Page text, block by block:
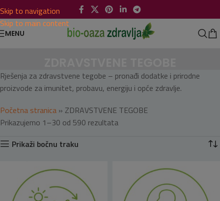
Skip to navigation
Skip to main content
MENU
Rješenja za zdravstvene tegobe – pronađi dodatke i prirodne
proizvode za imunitet, probavu, energiju i opće zdravlje.
Početna stranica » ZDRAVSTVENE TEGOBE
Prikazujemo 1–30 od 590 rezultata
Prikaži bočnu traku